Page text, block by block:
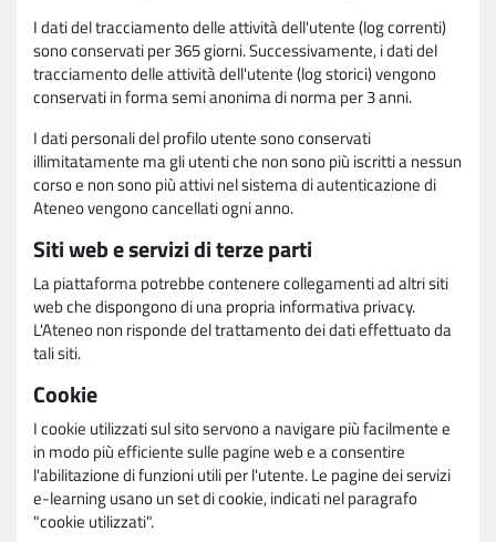
I dati del tracciamento delle attività dell'utente (log correnti)
sono conservati per 365 giorni. Successivamente, i dati del
tracciamento delle attività dell'utente (log storici) vengono
conservati in forma semi anonima di norma per 3 anni.
I dati personali del profilo utente sono conservati
illimitatamente ma gli utenti che non sono più iscritti a nessun
corso e non sono più attivi nel sistema di autenticazione di
Ateneo vengono cancellati ogni anno.
Siti web e servizi di terze parti
La piattaforma potrebbe contenere collegamenti ad altri siti
web che dispongono di una propria informativa privacy.
L'Ateneo non risponde del trattamento dei dati effettuato da
tali siti.
Cookie
I cookie utilizzati sul sito servono a navigare più facilmente e
in modo più efficiente sulle pagine web e a consentire
l'abilitazione di funzioni utili per l'utente. Le pagine dei servizi
e-learning usano un set di cookie, indicati nel paragrafo
"cookie utilizzati".